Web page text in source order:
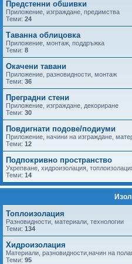
Предстенни обшивки
Приложение, изграждане, предимства
Теми: 24
Таванна облицовка
Приложение, монтаж, поддръжка
Теми: 8
Окачени тавани
Приложение, разновидности, монтаж
Теми: 36
Преградни стени
Приложение, изграждане, декориране
Теми: 30
Повдигнати подове/подиуми
Приложение, начини на изграждане,
Теми: 12
Подпокривно пространство
Укрепване, хидроизолация,
Теми: 14
Топлоизолация
Разновидности, материали, технологии
Теми: 134
Хидроизолация
Материали, разновидности,начин на
Теми: 95